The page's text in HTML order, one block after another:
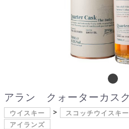
アラン クォーターカ
ウイスキー スコッチウイスキー
アイランズ